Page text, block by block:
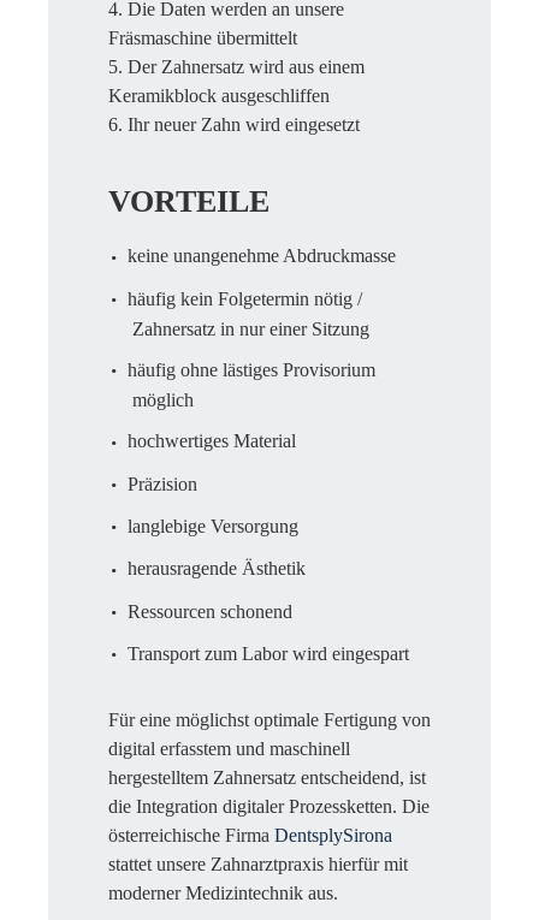
4. Die Daten werden an unsere
Fräsmaschine übermittelt
5. Der Zahnersatz wird aus einem
Keramikblock ausgeschliffen
6. Ihr neuer Zahn wird eingesetzt
VORTEILE
keine unangenehme Abdruckmasse
häufig kein Folgetermin nötig /
Zahnersatz in nur einer Sitzung
häufig ohne lästiges Provisorium
möglich
hochwertiges Material
Präzision
langlebige Versorgung
herausragende Ästhetik
Ressourcen schonend
Transport zum Labor wird eingespart
Für eine möglichst optimale Fertigung von
digital erfasstem und maschinell
hergestelltem Zahnersatz entscheidend, ist
die Integration digitaler Prozessketten. Die
österreichische Firma DentsplySirona
stattet unsere Zahnarztpraxis hierfür mit
moderner Medizintechnik aus.